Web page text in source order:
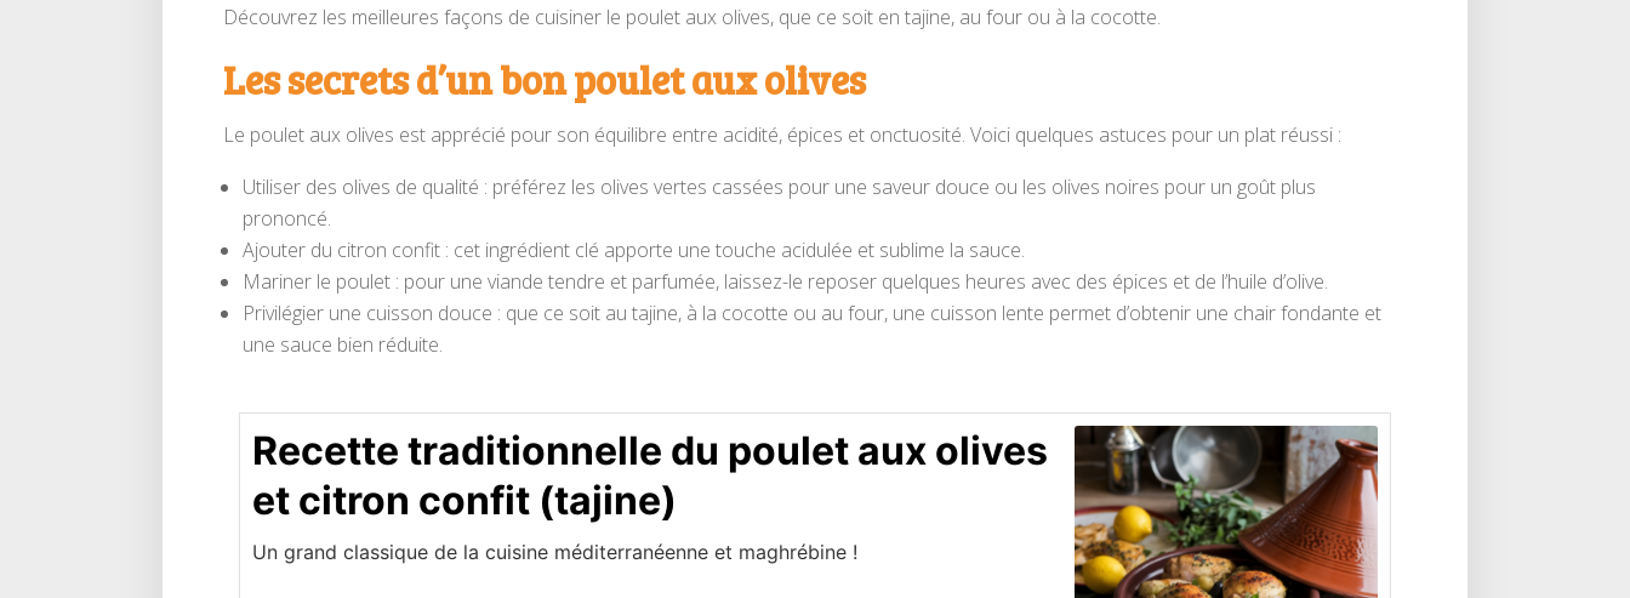
Découvrez les meilleures façons de cuisiner le poulet aux olives, que ce soit en tajine, au four ou à la cocotte.
Les secrets d’un bon poulet aux olives
Le poulet aux olives est apprécié pour son équilibre entre acidité, épices et onctuosité. Voici quelques astuces pour un plat réussi :
Utiliser des olives de qualité : préférez les olives vertes cassées pour une saveur douce ou les olives noires pour un goût plus
prononcé.
Ajouter du citron confit : cet ingrédient clé apporte une touche acidulée et sublime la sauce.
Mariner le poulet : pour une viande tendre et parfumée, laissez-le reposer quelques heures avec des épices et de l’huile d’olive.
Privilégier une cuisson douce : que ce soit au tajine, à la cocotte ou au four, une cuisson lente permet d’obtenir une chair fondante et
une sauce bien réduite.
Recette traditionnelle du poulet aux olives
et citron confit (tajine)
Un grand classique de la cuisine méditerranéenne et maghrébine !